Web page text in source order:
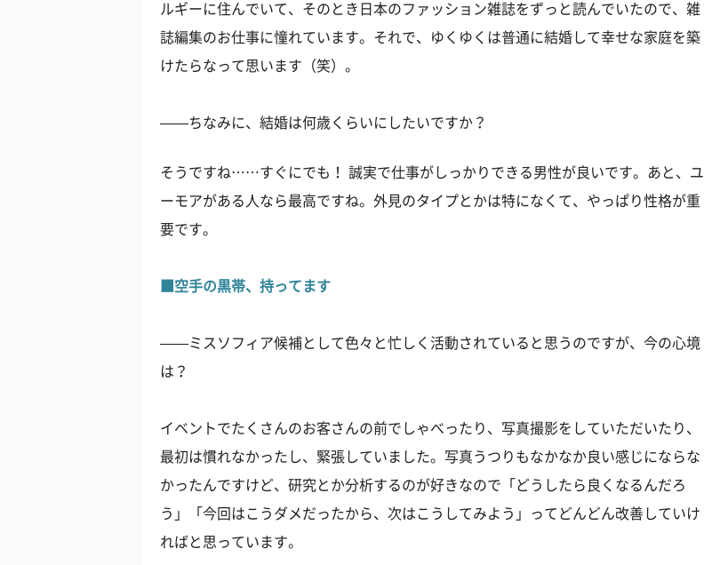
ルギーに住んでいて、そのとき日本のファッション雑誌をずっと読んでいたので、雑
誌編集のお仕事に憧れています。それで、ゆくゆくは普通に結婚して幸せな家庭を築
けたらなって思います（笑）。
——ちなみに、結婚は何歳くらいにしたいですか？
そうですね……すぐにでも！ 誠実で仕事がしっかりできる男性が良いです。あと、ユ
ーモアがある人なら最高ですね。外見のタイプとかは特になくて、やっぱり性格が重
要です。
■空手の黒帯、持ってます
——ミスソフィア候補として色々と忙しく活動されていると思うのですが、今の心境
は？
イベントでたくさんのお客さんの前でしゃべったり、写真撮影をしていただいたり、
最初は慣れなかったし、緊張していました。写真うつりもなかなか良い感じにならな
かったんですけど、研究とか分析するのが好きなので「どうしたら良くなるんだろ
う」「今回はこうダメだったから、次はこうしてみよう」ってどんどん改善していけ
ればと思っています。